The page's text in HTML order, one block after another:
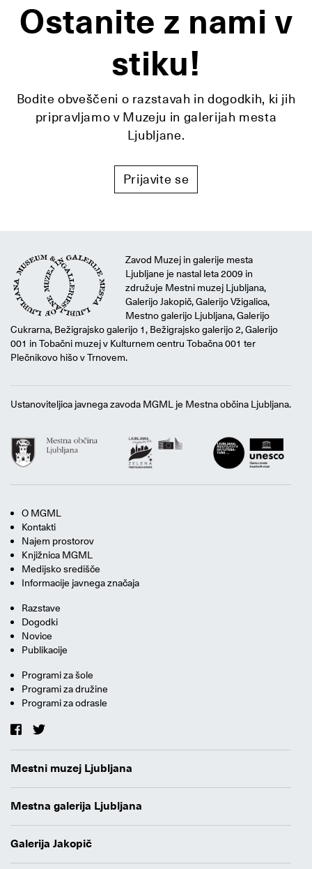
Ostanite z nami v
stiku!
Bodite obveščeni o razstavah in dogodkih, ki jih
pripravljamo v Muzeju in galerijah mesta
Ljubljane.
Prijavite se
Zavod Muzej in galerije mesta
Ljubljane je nastal leta 2009 in
združuje Mestni muzej Ljubljana,
Galerijo Jakopič, Galerijo Vžigalica,
Mestno galerijo Ljubljana, Galerijo
Cukrarna, Bežigrajsko galerijo 1, Bežigrajsko galerijo 2, Galerijo
001 in Tobačni muzej v Kulturnem centru Tobačna 001 ter
Plečnikovo hišo v Trnovem.
Ustanoviteljica javnega zavoda MGML je Mestna občina Ljubljana.
O MGML
Kontakti
Najem prostorov
Knjižnica MGML
Medijsko središče
Informacije javnega značaja
Razstave
Dogodki
Novice
Publikacije
Programi za šole
Programi za družine
Programi za odrasle
Mestni muzej Ljubljana
Mestna galerija Ljubljana
Galerija Jakopič